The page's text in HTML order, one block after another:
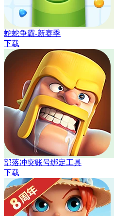
蛇蛇争霸-新赛季
下载
部落冲突账号绑定工具
下载